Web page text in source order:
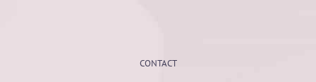
CONTACT